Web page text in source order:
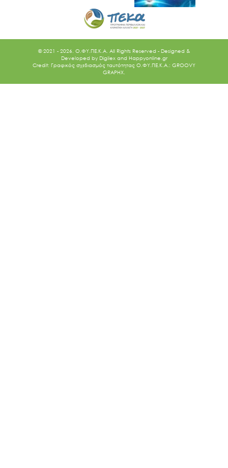
© 2021 - 2026. O.ΦΥ.ΠΕ.Κ.Α. All Rights Reserved - Designed &
Developed by Digilex and Happyonline.gr
Credit: Γραφικός σχεδιασμός ταυτότητας Ο.ΦΥ.ΠΕ.Κ.Α.: GROOVY
GRAPHX.